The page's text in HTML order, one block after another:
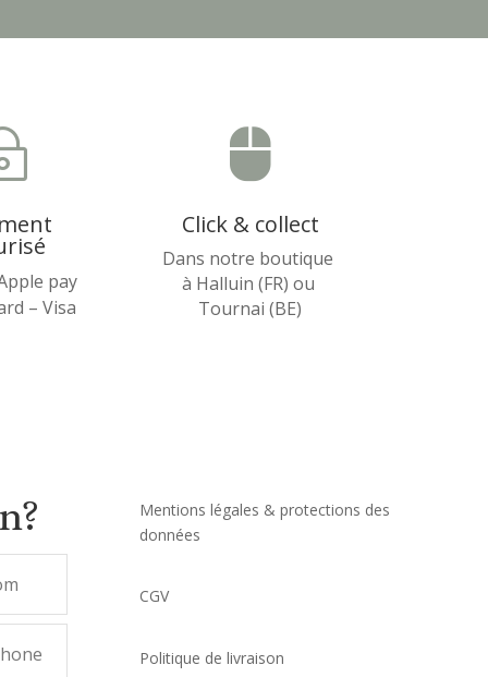
pay
– Visa

Click & collect
Dans notre boutique
à Halluin (FR) ou
Tournai (BE)
Mentions légales & protections des
données
CGV
Politique de livraison